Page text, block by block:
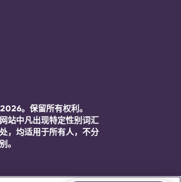
。保留所有权利。
站中凡出现特定性别词汇
，均适用于所有人，不分
。